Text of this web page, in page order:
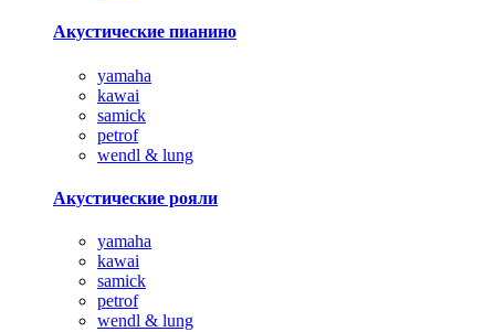
Акустические пианино
yamaha
kawai
samick
petrof
wendl & lung
Акустические рояли
yamaha
kawai
samick
petrof
wendl & lung